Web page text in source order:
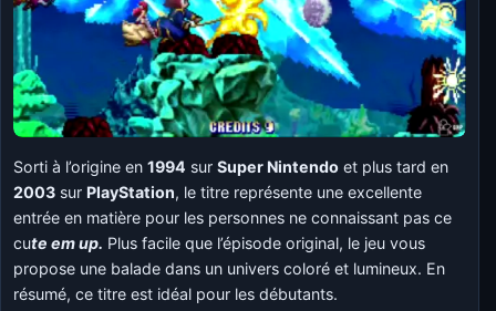
Sorti à l’origine en1994 surSuper Nintendo et plus tard en
2003 sur PlayStation, le titre représente une excellente
entrée en matière pour les personnes ne connaissant pas ce
cute em up. Plus facile que l’épisode original, le jeu vous
propose une balade dans un univers coloré et lumineux. En
résumé, ce titre est idéal pour les débutants.